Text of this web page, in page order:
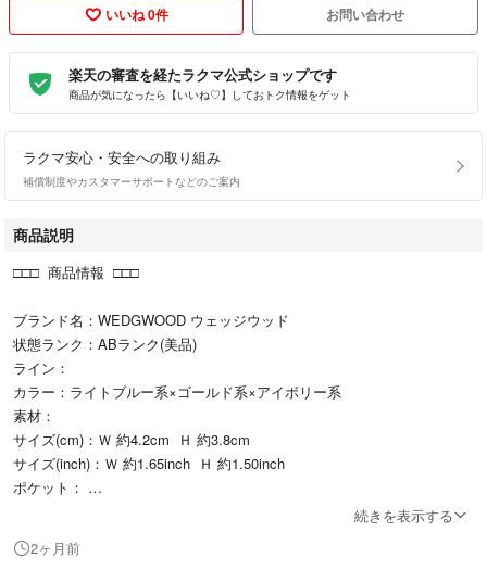
いいね 0件 お問い合わせ
楽天の審査を経たラクマ公式ショップです
商品が気になったら【いいね♡】しておトク情報をゲット
ラクマ安心・安全への取り組み
補償制度やカスタマーサポートなどのご案内
商品説明
□□□ 商品情報 □□□
ブランド名：WEDGWOOD ウェッジウッド
状態ランク：ABランク(美品)
ライン：
カラー：ライトブルー系×ゴールド系×アイボリー系
素材：
サイズ(cm)：Ｗ 約4.2cm Ｈ 約3.8cm
サイズ(inch)：Ｗ 約1.65inch Ｈ 約1.50inch
ポケット：
状態：使用感小 擦れ小 くすみ
続きを表示する
2ヶ月前